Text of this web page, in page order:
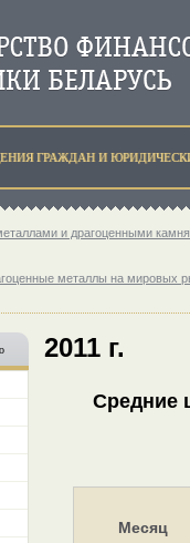
ГРАЖДАН И
и драгоценными
металлы на мировых
2011 г.
Средние
Месяц